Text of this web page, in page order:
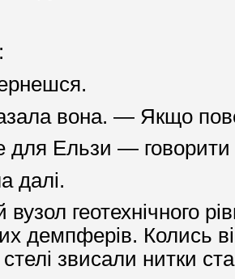
вона. — Якщо
для Ельзи —
далі.
геотехнічного
демпферів. Колись
стелі звисали нитки